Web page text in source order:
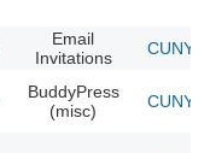
Email
Invitations
CUNY
BuddyPress
(misc)
CUNY